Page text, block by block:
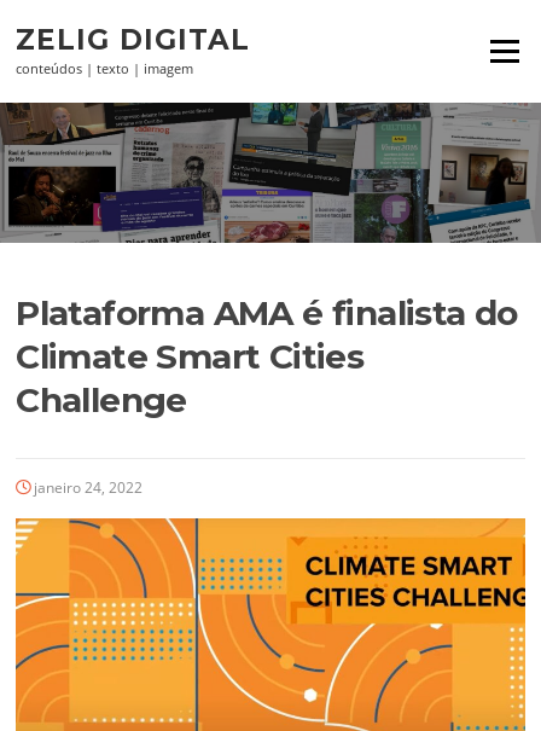
paraZELIG DIGITAL
conteúdos | texto | imagem
Menu
Plataforma AMA é finalista do
Climate Smart Cities
Challenge
janeiro 24, 2022